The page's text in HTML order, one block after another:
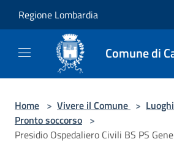
Regione Lombardia
Comune di
Home > Vivere il Comune > Luoghi
Pronto soccorso >
Presidio Ospedaliero Civili BS PS